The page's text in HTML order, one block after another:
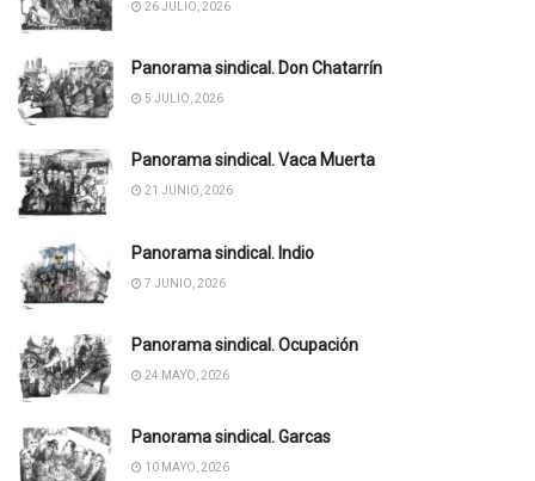
26 JULIO, 2026
Panorama sindical. Don Chatarrín
5 JULIO, 2026
Panorama sindical. Vaca Muerta
21 JUNIO, 2026
Panorama sindical. Indio
7 JUNIO, 2026
Panorama sindical. Ocupación
24 MAYO, 2026
Panorama sindical. Garcas
10 MAYO, 2026